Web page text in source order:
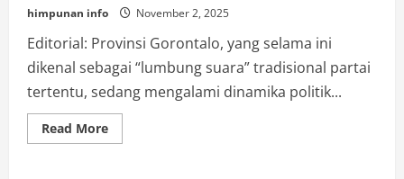
himpunan info November 2, 2025
Editorial: Provinsi Gorontalo, yang selama ini
dikenal sebagai “lumbung suara” tradisional partai
tertentu, sedang mengalami dinamika politik...
Read MoreRead
more